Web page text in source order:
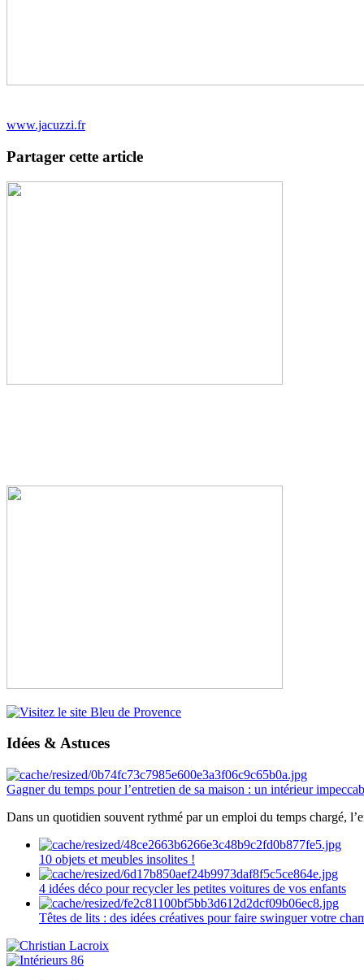
www.jacuzzi.fr
Partager cette article
Idées & Astuces
Gagner du temps pour l’entretien de sa maison : un intérieur
Dans un quotidien souvent rythmé par un emploi du temps chargé,
10 objets et meubles insolites !
4 idées déco pour recycler les petites voitures de vos enfants
Têtes de lits : des idées créatives pour faire swinguer votre